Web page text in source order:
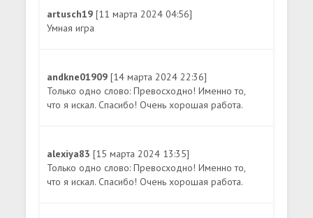
artusch19[11 марта 2024 04:56]
Умная игра
andkne01909[14 марта 2024 22:36]
Только одно слово: Превосходно! Именно то,
что я искал. Спасибо! Очень хорошая работа.
alexiya83[15 марта 2024 13:35]
Только одно слово: Превосходно! Именно то,
что я искал. Спасибо! Очень хорошая работа.